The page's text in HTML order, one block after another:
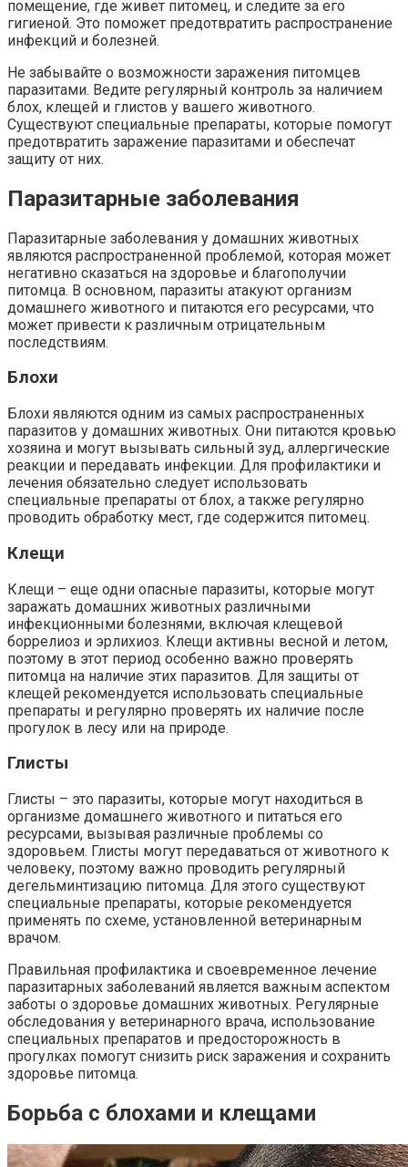
помещение, где живет питомец, и следите за его
гигиеной. Это поможет предотвратить распространение
инфекций и болезней.
Не забывайте о возможности заражения питомцев
паразитами. Ведите регулярный контроль за наличием
блох, клещей и глистов у вашего животного.
Существуют специальные препараты, которые помогут
предотвратить заражение паразитами и обеспечат
защиту от них.
Паразитарные заболевания
Паразитарные заболевания у домашних животных
являются распространенной проблемой, которая может
негативно сказаться на здоровье и благополучии
питомца. В основном, паразиты атакуют организм
домашнего животного и питаются его ресурсами, что
может привести к различным отрицательным
последствиям.
Блохи
Блохи являются одним из самых распространенных
паразитов у домашних животных. Они питаются кровью
хозяина и могут вызывать сильный зуд, аллергические
реакции и передавать инфекции. Для профилактики и
лечения обязательно следует использовать
специальные препараты от блох, а также регулярно
проводить обработку мест, где содержится питомец.
Клещи
Клещи – еще одни опасные паразиты, которые могут
заражать домашних животных различными
инфекционными болезнями, включая клещевой
боррелиоз и эрлихиоз. Клещи активны весной и летом,
поэтому в этот период особенно важно проверять
питомца на наличие этих паразитов. Для защиты от
клещей рекомендуется использовать специальные
препараты и регулярно проверять их наличие после
прогулок в лесу или на природе.
Глисты
Глисты – это паразиты, которые могут находиться в
организме домашнего животного и питаться его
ресурсами, вызывая различные проблемы со
здоровьем. Глисты могут передаваться от животного к
человеку, поэтому важно проводить регулярный
дегельминтизацию питомца. Для этого существуют
специальные препараты, которые рекомендуется
применять по схеме, установленной ветеринарным
врачом.
Правильная профилактика и своевременное лечение
паразитарных заболеваний является важным аспектом
заботы о здоровье домашних животных. Регулярные
обследования у ветеринарного врача, использование
специальных препаратов и предосторожность в
прогулках помогут снизить риск заражения и сохранить
здоровье питомца.
Борьба с блохами и клещами